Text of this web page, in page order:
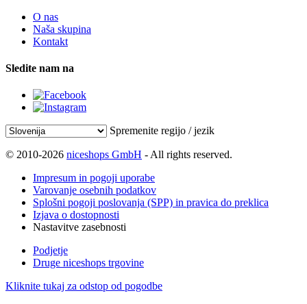
O nas
Naša skupina
Kontakt
Sledite nam na
Spremenite regijo / jezik
© 2010-2026 niceshops GmbH - All rights reserved.
Impresum in pogoji uporabe
Varovanje osebnih podatkov
Splošni pogoji poslovanja (SPP) in pravica do preklica
Izjava o dostopnosti
Nastavitve zasebnosti
Podjetje
Druge niceshops trgovine
Kliknite tukaj za odstop od pogodbe